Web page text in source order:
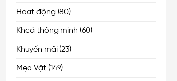
Hoạt động (80)
Khoá thông minh (60)
Khuyến mãi (23)
Mẹo Vặt (149)